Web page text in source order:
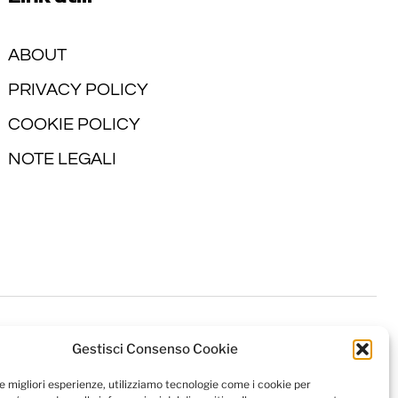
Gestisci Consenso Cookie
migliori esperienze, utilizziamo tecnologie come i cookie per
ABOUT
PRIVACY POLICY
COOKIE POLICY
NOTE LEGALI